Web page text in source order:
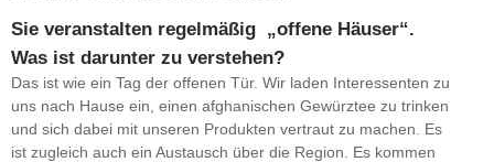
Sie veranstalten regelmäßig „offene Häuser“.
Was ist darunter zu verstehen?
Das ist wie ein Tag der offenen Tür. Wir laden Interessenten zu
uns nach Hause ein, einen afghanischen Gewürztee zu trinken
und sich dabei mit unseren Produkten vertraut zu machen. Es
ist zugleich auch ein Austausch über die Region. Es kommen